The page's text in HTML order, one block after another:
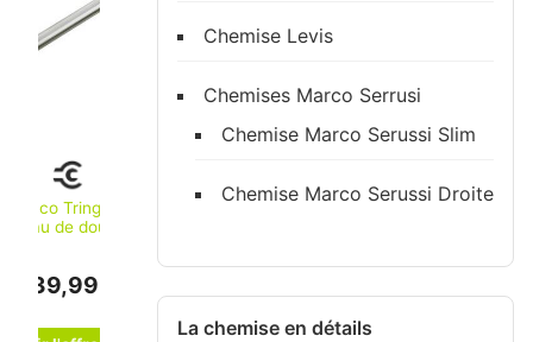
Keuco Tringle à
rideau de douche
139,99 €
Chemise Levis
Chemises Marco Serrusi
Chemise Marco Serussi Slim
Chemise Marco Serussi Droite
La chemise en détails